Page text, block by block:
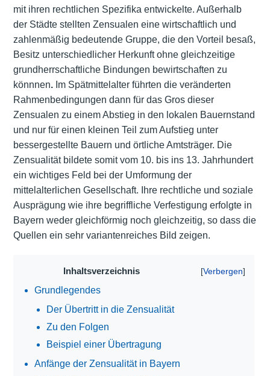
mit ihren rechtlichen Spezifika entwickelte. Außerhalb
der Städte stellten Zensualen eine wirtschaftlich und
zahlenmäßig bedeutende Gruppe, die den Vorteil besaß,
Besitz unterschiedlicher Herkunft ohne gleichzeitige
grundherrschaftliche Bindungen bewirtschaften zu
könnnen.Im Spätmittelalter führten die veränderten
Rahmenbedingungen dann für das Gros dieser
Zensualen zu einem Abstieg in den lokalen Bauernstand
und nur für einen kleinen Teil zum Aufstieg unter
bessergestellte Bauern und örtliche Amtsträger. Die
Zensualität bildete somit vom 10. bis ins 13. Jahrhundert
ein wichtiges Feld bei der Umformung der
mittelalterlichen Gesellschaft. Ihre rechtliche und soziale
Ausprägung wie ihre begriffliche Verfestigung erfolgte in
Bayern weder gleichförmig noch gleichzeitig, so dass die
Quellen ein sehr variantenreiches Bild zeigen.
Inhaltsverzeichnis
Grundlegendes
Der Übertritt in die Zensualität
Zu den Folgen
Beispiel einer Übertragung
Anfänge der Zensualität in Bayern